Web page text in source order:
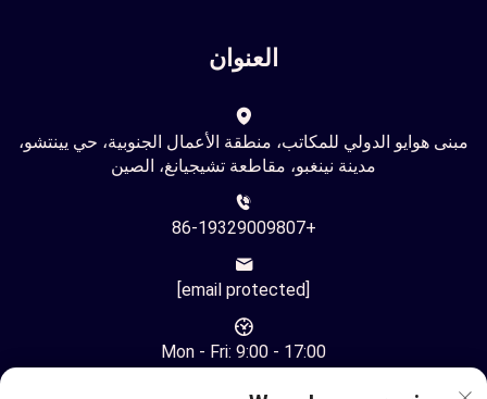
العنوان
مبنى هوايو الدولي للمكاتب، منطقة الأعمال الجنوبية، حي يينتشو،
مدينة نينغبو، مقاطعة تشيجيانغ، الصين
+86-19329009807
[email protected]
Mon - Fri: 9:00 - 17:00